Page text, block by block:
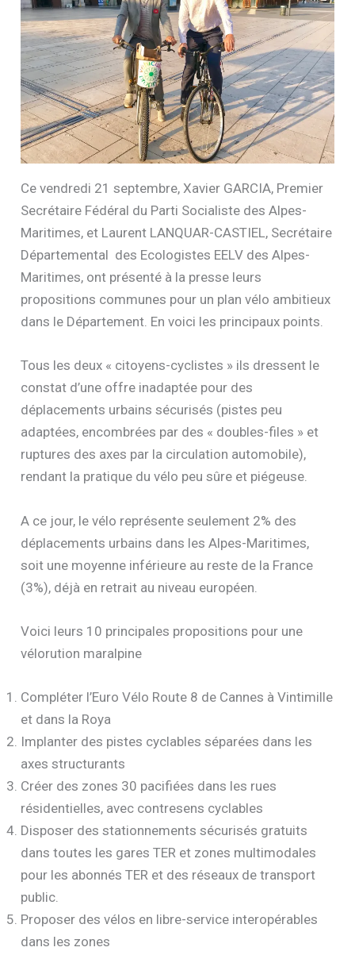
Ce vendredi 21 septembre, Xavier GARCIA, Premier
Secrétaire Fédéral du Parti Socialiste des Alpes-
Maritimes, et Laurent LANQUAR-CASTIEL, Secrétaire
Départemental des Ecologistes EELV des Alpes-
Maritimes, ont présenté à la presse leurs
propositions communes pour un plan vélo ambitieux
dans le Département. En voici les principaux points.
Tous les deux « citoyens-cyclistes » ils dressent le
constat d’une offre inadaptée pour des
déplacements urbains sécurisés (pistes peu
adaptées, encombrées par des « doubles-files » et
ruptures des axes par la circulation automobile),
rendant la pratique du vélo peu sûre et piégeuse.
A ce jour, le vélo représente seulement 2% des
déplacements urbains dans les Alpes-Maritimes,
soit une moyenne inférieure au reste de la France
(3%), déjà en retrait au niveau européen.
Voici leurs 10 principales propositions pour une
vélorution maralpine
Compléter l’Euro Vélo Route 8 de Cannes à Vintimille
et dans la Roya
Implanter des pistes cyclables séparées dans les
axes structurants
Créer des zones 30 pacifiées dans les rues
résidentielles, avec contresens cyclables
Disposer des stationnements sécurisés gratuits
dans toutes les gares TER et zones multimodales
pour les abonnés TER et des réseaux de transport
public.
Proposer des vélos en libre-service interopérables
dans les zones